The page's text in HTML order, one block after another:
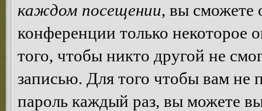
каждом посещении, вы сможете
конференции только некоторое
того, чтобы никто другой не
записью. Для того чтобы вам не
пароль каждый раз, вы можете